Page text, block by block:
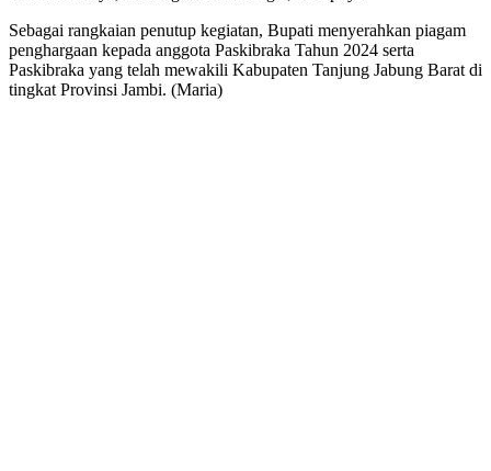
Sebagai rangkaian penutup kegiatan, Bupati menyerahkan piagam
penghargaan kepada anggota Paskibraka Tahun 2024 serta
Paskibraka yang telah mewakili Kabupaten Tanjung Jabung Barat di
tingkat Provinsi Jambi. (Maria)